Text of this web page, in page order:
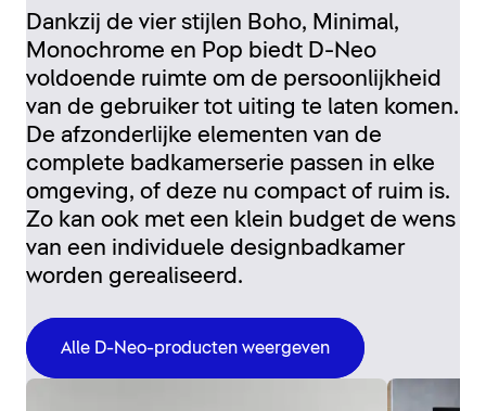
Dankzij de vier stijlen Boho, Minimal,
Monochrome en Pop biedt D-Neo
voldoende ruimte om de persoonlijkheid
van de gebruiker tot uiting te laten komen.
De afzonderlijke elementen van de
complete badkamerserie passen in elke
omgeving, of deze nu compact of ruim is.
Zo kan ook met een klein budget de wens
van een individuele designbadkamer
worden gerealiseerd.
Alle D-Neo-producten weergeven